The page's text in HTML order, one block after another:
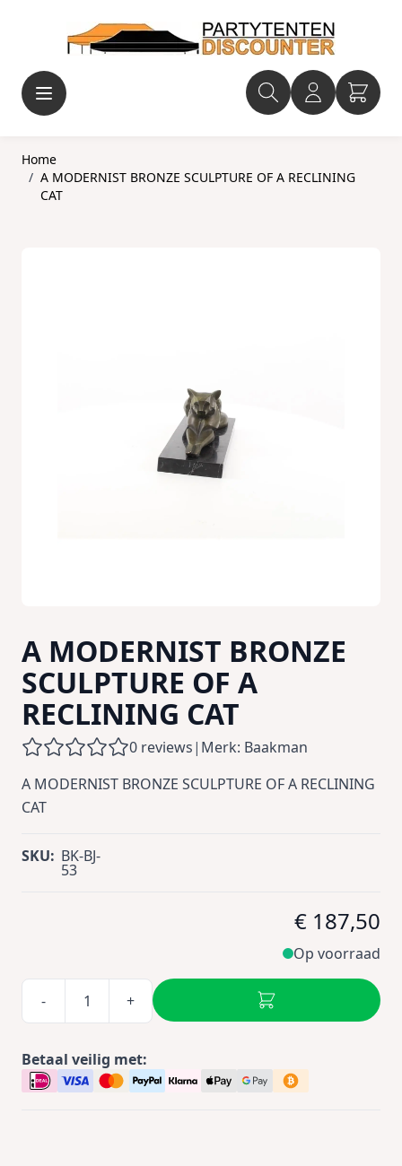
Home
/ A MODERNIST BRONZE SCULPTURE OF A RECLINING
CAT
A MODERNIST BRONZE
SCULPTURE OF A
RECLINING CAT
0 reviews| Merk: Baakman
A MODERNIST BRONZE SCULPTURE OF A RECLINING
CAT
SKU: BK-BJ-
53
€ 187,50
Op voorraad
- +
Betaal veilig met: